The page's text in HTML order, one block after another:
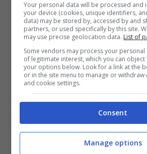
Your personal data will be processed and
your device (cookies, unique identifiers,
data) may be stored by, accessed by and
partners, or used specifically by this site.
may use precise geolocation data. List of
Some vendors may process your
of legitimate interest, which you can
your options below. Look for a link at the
or in the site menu to manage or withdraw
and cookie settings.
Consent
Manage options